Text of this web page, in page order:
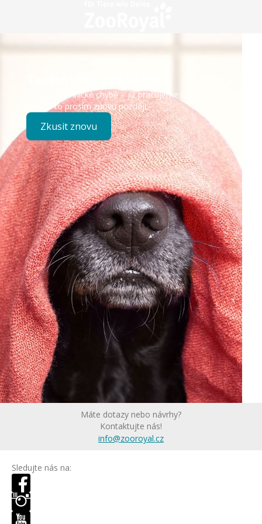
Došlo k technické chybě – již pracujeme na opravě.
Zkuste to prosím znovu později.
Zkusit znovu
Máte dotazy nebo návrhy?
Kontaktujte nás!
info@zooroyal.cz
Sledujte nás na: